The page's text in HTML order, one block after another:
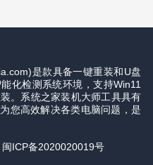
是款具备一键重装和U盘
化检测系统环境，支持Win11
。系统之家装机大师工具具有
您高效解决各类电脑问题，是
闽ICP备2020020019号